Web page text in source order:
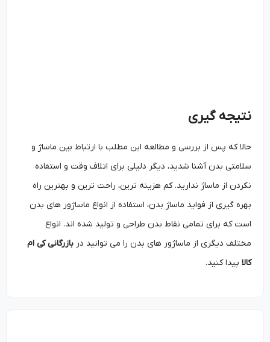
نتیجه گیری
حالا که پس از بررسی و مطالعه این مطلب با ارتباط بین ماساژ و
سلامتی بدن آشنا شدید، دیگر دلیلی برای اتلاف وقت و استفاده
نکردن از ماساژ ندارید. کم هزینه ترین، راحت ترین و بهترین راه
بهره گیری از فواید ماساژ بدن، استفاده از انواع ماساژور های بدن
است که برای تمامی نقاط بدن طراحی و تولید شده اند. انواع
مختلف دیگری از ماساژور های بدن را می توانید دربازرگانی کی ام
پیدا کنید.